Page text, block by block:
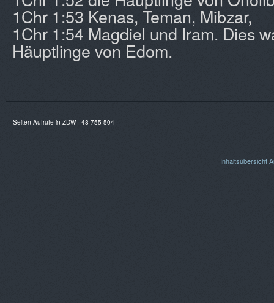
1Chr 1:53 Kenas, Teman, Mibzar,
1Chr 1:54 Magdiel und Iram. Dies
Häuptlinge von Edom.
Seiten-Aufrufe in ZDW 48 755 504
Inhaltsübersicht